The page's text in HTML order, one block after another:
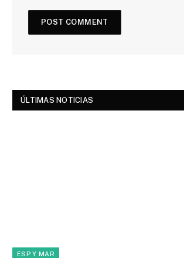
ÚLTIMAS NOTICIAS
ESP Y MAR